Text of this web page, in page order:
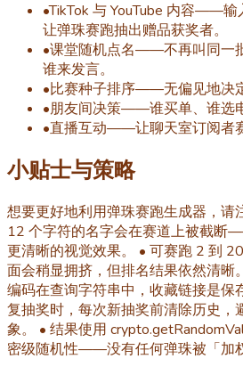
•TikTok 与 YouTube 内容——输
让弹珠赛跑抽出赠品获奖者。
•课堂随机点名——不再叫同一
谁来发言。
•比赛种子排序——无偏见地决
•朋友间决策——谁买单、谁选
•直播互动——让聊天室订阅者
小贴士与策略
想要更好地利用弹珠赛跑生成器，请
12 个字符的名字会在赛道上被截断
更清晰的视觉效果。 • 可赛跑 2 到
面会稍显拥挤，但排名结果依然清晰
编码在查询字符串中，收藏链接是保
复抽奖时，每次新抽奖前清除历史，
象。 • 结果使用
密级随机性——没有任何弹珠被「加